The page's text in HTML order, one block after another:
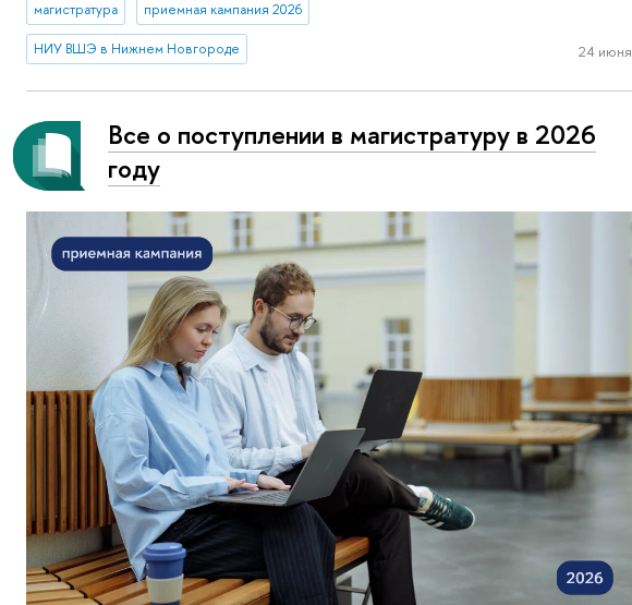
магистратура приемная кампания 2026
НИУ ВШЭ в Нижнем Новгороде 24 июня
Все о поступлении в магистратуру в 2026
году